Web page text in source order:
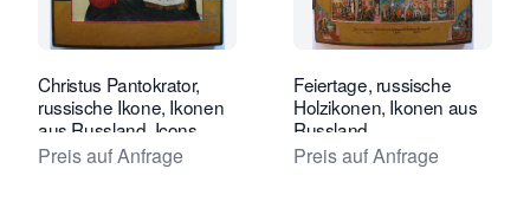
Verkaeuferseite von Tóth Ikonen
Christus Pantokrator,
russische Ikone, Ikonen
aus Russland, Icons,
Russland, Russisch
Preis auf Anfrage
Feiertage, russische
Holzikonen, Ikonen aus
Russland
Preis auf Anfrage